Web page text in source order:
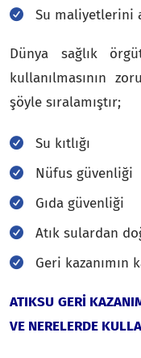
Su maliyetlerini
Dünya sağlık
kullanılmasının
şöyle sıralamıştır;
Su kıtlığı
Nüfus güvenliği
Gıda güvenliği
Atık sulardan
Geri kazanımın
ATIKSU GERİ
VE NERELERDE